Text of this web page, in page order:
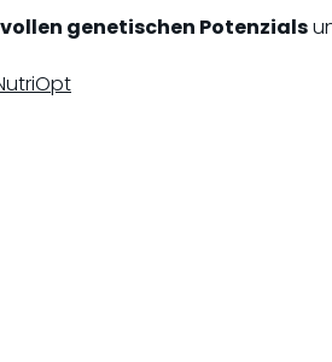
genetischen Potenzials